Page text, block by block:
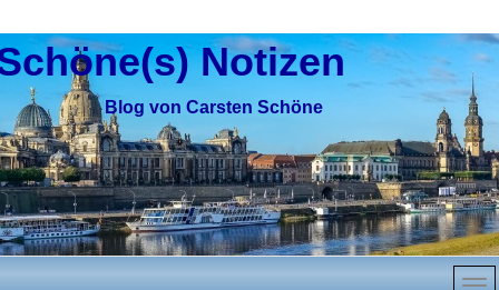
Blog von Carsten Schöne
Notizen